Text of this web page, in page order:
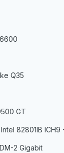
Q35
GT
82801IB
2 Gigabit